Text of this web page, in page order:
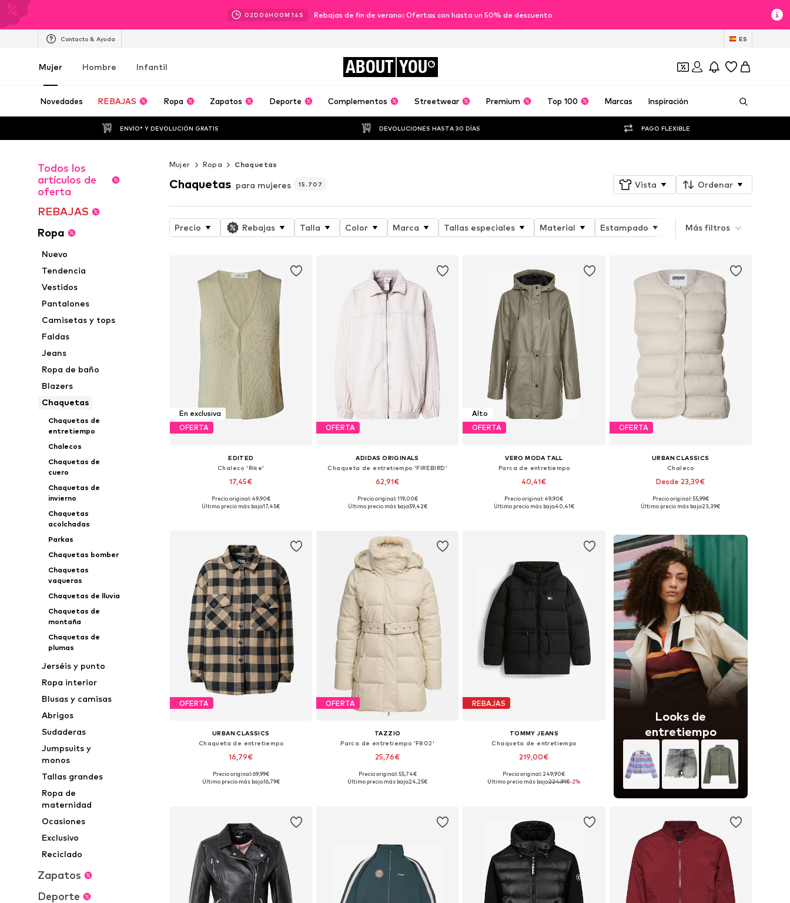
02D 06H 00M 12 S Rebajas de fin de verano: Ofertas con hasta un 50% de descuento
Contacto & Ayuda ES
Mujer Hombre Infantil ABOUT YOU
Novedades REBAJAS Ropa Zapatos Deporte Complementos Streetwear Premium Top 100 Marcas Inspiración
ENVÍO* Y DEVOLUCIÓN GRATIS DEVOLUCIONES HASTA 30 DÍAS PAGO FLEXIBLE
Todos los
artículos de
oferta
REBAJAS
Ropa
Nuevo
Tendencia
Vestidos
Pantalones
Camisetas y tops
Faldas
Jeans
Ropa de baño
Blazers
Chaquetas
Chaquetas de
entretiempo
Chalecos
Chaquetas de
cuero
Chaquetas de
invierno
Chaquetas
acolchadas
Parkas
Chaquetas bomber
Chaquetas
vaqueras
Chaquetas de lluvia
Chaquetas de
montaña
Chaquetas de
plumas
Jerséis y punto
Ropa interior
Blusas y camisas
Abrigos
Sudaderas
Jumpsuits y
monos
Tallas grandes
Ropa de
maternidad
Ocasiones
Exclusivo
Reciclado
Zapatos
Deporte
Mujer Ropa Chaquetas
Chaquetas para mujeres 15.707 Vista Ordenar
Precio Rebajas Talla Color Marca Tallas especiales Material Estampado Atributo del producto
Más filtros
En exclusiva
OFERTA
EDITED
Chaleco 'Rike'
17,45€
+3
Tallas disponibles: XS, S, M, XL
Precio original: 49,90€
Último precio más bajo:17,45€
OFERTA
ADIDAS ORIGINALS
Chaqueta de entretiempo 'FIREBIRD'
62,91€
Precio original: 119,00€
Último precio más bajo:59,42€
Alto
OFERTA
VERO MODA TALL
Parca de entretiempo
40,41€
+2
Tallas disponibles: XS, S, M, L, XL
Precio original: 49,90€
Último precio más bajo:40,41€
OFERTA
URBAN CLASSICS
Chaleco
Desde 23,39€
Tallas disponibles: XS, S, M, L, XL, XXL
Precio original: 55,99€
Último precio más bajo:23,39€
OFERTA
URBAN CLASSICS
Chaqueta de entretiempo
16,79€
+2
Tallas disponibles: S, M, L
Precio original: 69,99€
Último precio más bajo:16,79€
OFERTA
TAZZIO
Parca de entretiempo 'F802'
25,76€
Tallas disponibles: S, M, L, XL, XXL
Precio original: 55,74€
Último precio más bajo:24,25€
REBAJAS
TOMMY JEANS
Chaqueta de entretiempo
219,00€
Tallas disponibles: XS, S, M, L, XL
Precio original: 249,90€
Último precio más bajo:224,91€-2%
Looks de
entretiempo